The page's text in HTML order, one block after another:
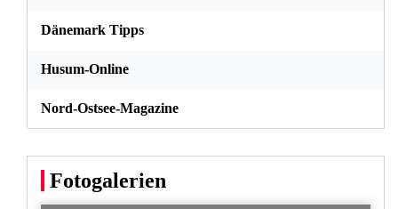
Dänemark Tipps
Husum-Online
Nord-Ostsee-Magazine
Fotogalerien